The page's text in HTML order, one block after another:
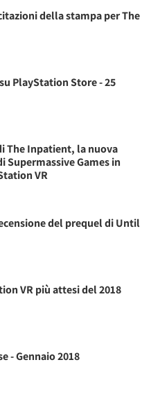
della stampa per The
PlayStation Store - 25
The Inpatient, la nuova
Supermassive Games in
VR
del prequel di Until
VR più attesi del 2018
- Gennaio 2018